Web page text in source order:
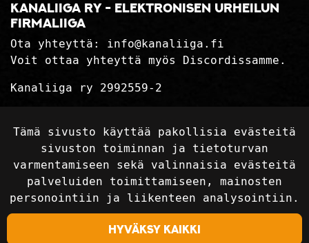
Tämä sivusto käyttää pakollisia evästeitä
sivuston toiminnan ja tietoturvan
varmentamiseen sekä valinnaisia evästeitä
palveluiden toimittamiseen, mainosten
personointiin ja liikenteen analysointiin.
Hyväksy kaikki
Kanaliiga ry - elektronisen urheilun
firmaliiga
Ota yhteyttä: info@kanaliiga.fi
Voit ottaa yhteyttä myös Discordissamme.
Kanaliiga ry 2992559-2
Toimitusehdot
Seuraa sosiaalisessa mediassa